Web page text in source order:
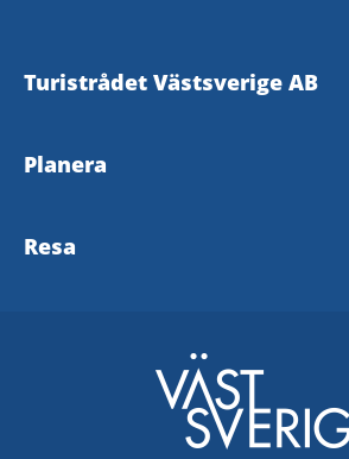
Turistrådet Västsverige AB
Tipsa om evenemang
Turistrådet Västsverige AB
Planera
Nyhetsbrev från Västsverige
Tillgänglighetsguide - TD
Resa